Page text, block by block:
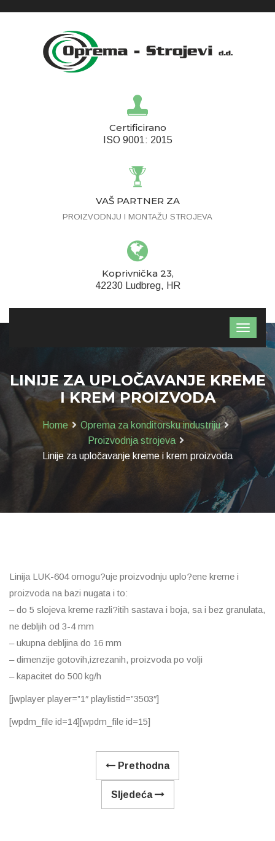
Certificirano
ISO 9001: 2015
VAŠ PARTNER ZA
PROIZVODNJU I MONTAŽU STROJEVA
Koprivnička 23,
42230 Ludbreg, HR
LINIJE ZA UPLOČAVANJE KREME
I KREM PROIZVODA
Home
Oprema za konditorsku industriju
Proizvodnja strojeva
Linije za upločavanje kreme i krem proizvoda
Linija LUK-604 omogu?uje proizvodnju uplo?ene kreme i
proizvoda na bazi nugata i to:
– do 5 slojeva kreme razli?itih sastava i boja, sa i bez granulata,
ne debljih od 3-4 mm
– ukupna debljina do 16 mm
– dimenzije gotovih,izrezanih, proizvoda po volji
– kapacitet do 500 kg/h
[jwplayer player=”1″ playlistid=”3503″]
[wpdm_file id=14][wpdm_file id=15]
Prethodna
Sljedeća